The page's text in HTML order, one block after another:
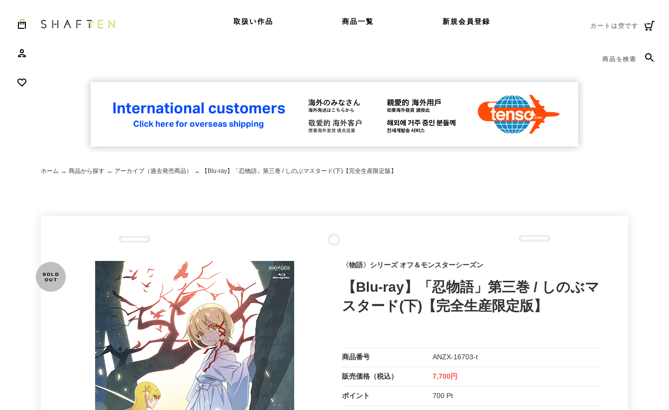
取扱い作品 商品一覧 新規会員登録
カートは空です
商品を検索
ホーム → 商品から探す → アーカイブ（過去発売商品） → 【Blu-ray】「忍物語」第三巻 / しのぶマスタード(下)【完全生産限定版】
〈物語〉シリーズ オフ＆モンスターシーズン
【Blu-ray】「忍物語」第三巻 / しのぶマ
スタード(下)【完全生産限定版】
商品番号 ANZX-16703-t
販売価格（税込） 7,700円
ポイント 700 Pt